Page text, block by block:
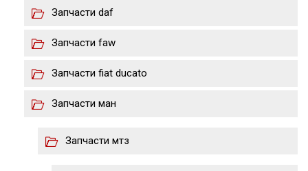
Запчасти daf
Запчасти faw
Запчасти fiat ducato
Запчасти ман
Запчасти мтз